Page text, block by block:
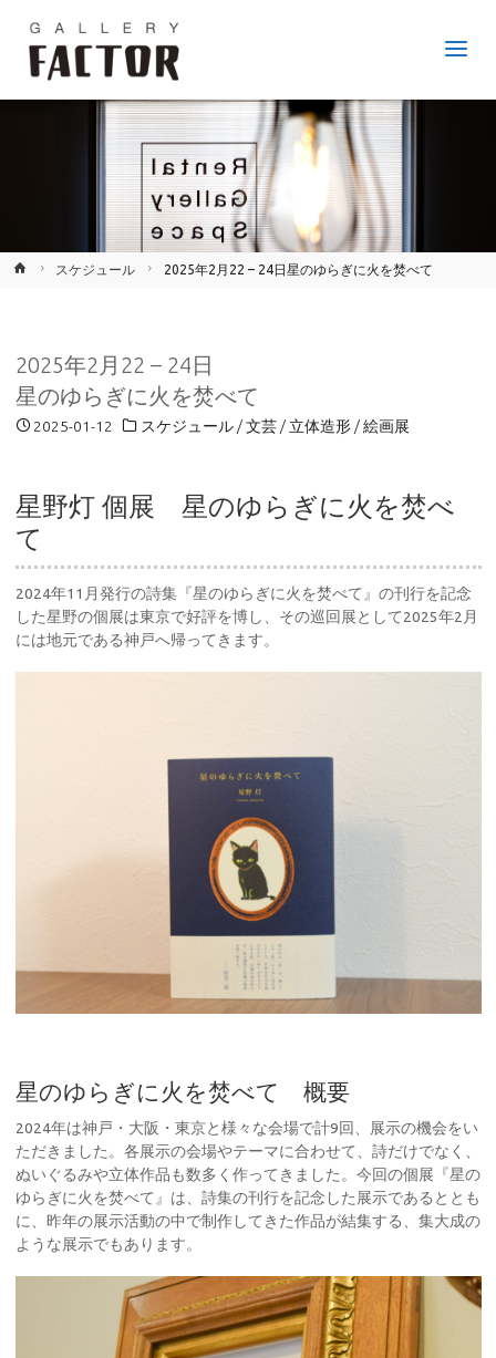
歩6
神戸
市長
田区
のア
ート
ギャ
ラリ
ー。
ホ
スケジュール 2025年2月22 – 24日星のゆらぎに火を焚べて
2025年2月22 – 24日
星のゆらぎに火を焚べて
2025-01-12 スケジュール/文芸/ 立体造形/絵画展
星野灯 個展 星のゆらぎに火を焚べ
て
2024年11月発行の詩集『星のゆらぎに火を焚べて』の刊行を記念
した星野の個展は東京で好評を博し、その巡回展として2025年2月
には地元である神戸へ帰ってきます。
星のゆらぎに火を焚べて 概要
2024年は神戸・大阪・東京と様々な会場で計9回、展示の機会をい
ただきました。各展示の会場やテーマに合わせて、詩だけでなく、
ぬいぐるみや立体作品も数多く作ってきました。今回の個展『星の
ゆらぎに火を焚べて』は、詩集の刊行を記念した展示であるととも
に、昨年の展示活動の中で制作してきた作品が結集する、集大成の
ような展示でもあります。